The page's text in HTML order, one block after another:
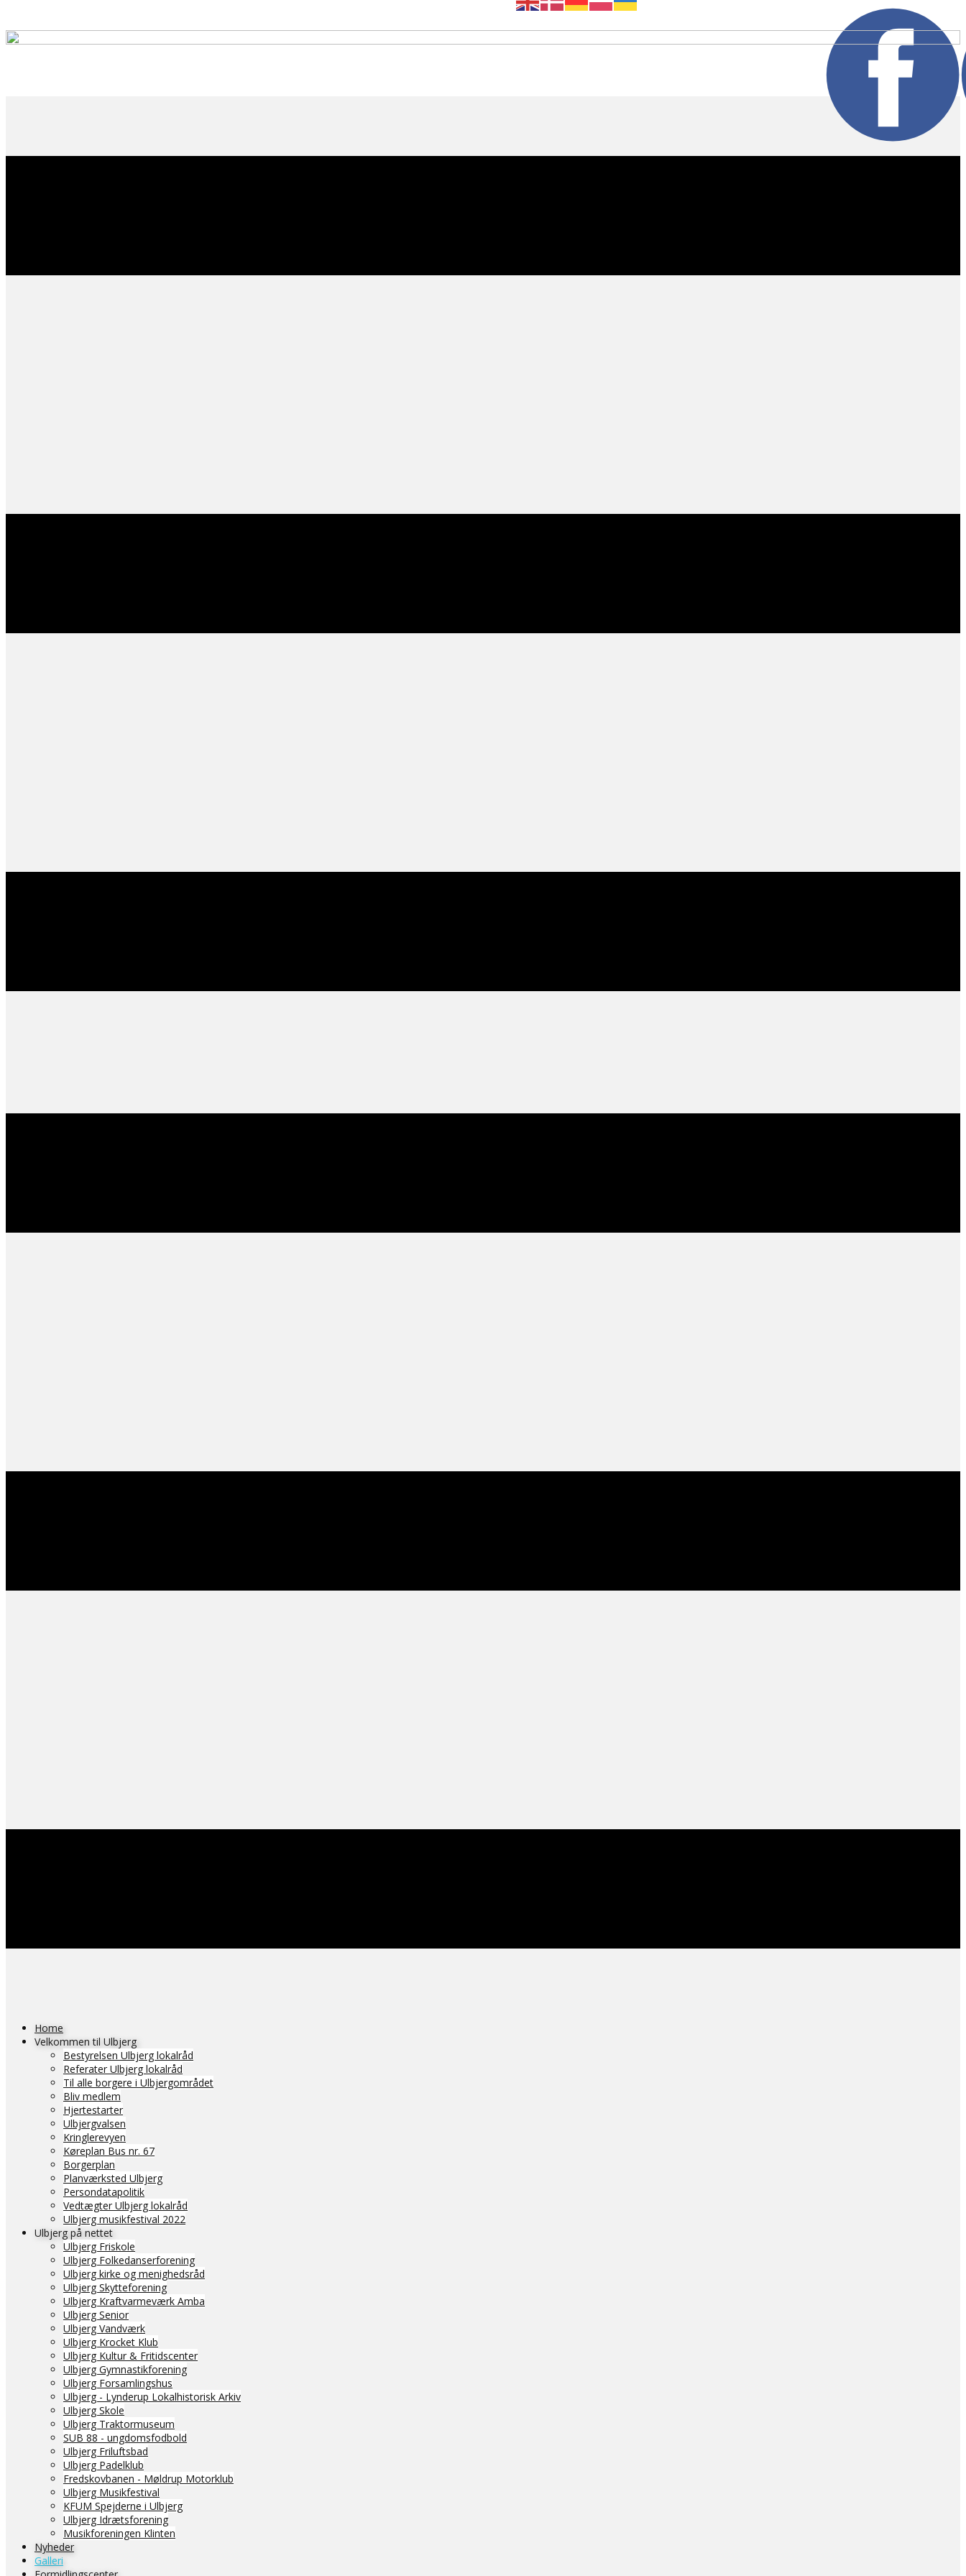
Home
Velkommen til Ulbjerg
Bestyrelsen Ulbjerg lokalråd
Referater Ulbjerg lokalråd
Til alle borgere i Ulbjergområdet
Bliv medlem
Hjertestarter
Ulbjergvalsen
Kringlerevyen
Køreplan Bus nr. 67
Borgerplan
Planværksted Ulbjerg
Persondatapolitik
Vedtægter Ulbjerg lokalråd
Ulbjerg musikfestival 2022
Ulbjerg på nettet
Ulbjerg Friskole
Ulbjerg Folkedanserforening
Ulbjerg kirke og menighedsråd
Ulbjerg Skytteforening
Ulbjerg Kraftvarmeværk Amba
Ulbjerg Senior
Ulbjerg Vandværk
Ulbjerg Krocket Klub
Ulbjerg Kultur & Fritidscenter
Ulbjerg Gymnastikforening
Ulbjerg Forsamlingshus
Ulbjerg - Lynderup Lokalhistorisk Arkiv
Ulbjerg Skole
Ulbjerg Traktormuseum
SUB 88 - ungdomsfodbold
Ulbjerg Friluftsbad
Ulbjerg Padelklub
Fredskovbanen - Møldrup Motorklub
Ulbjerg Musikfestival
KFUM Spejderne i Ulbjerg
Ulbjerg Idrætsforening
Musikforeningen Klinten
Nyheder
Galleri